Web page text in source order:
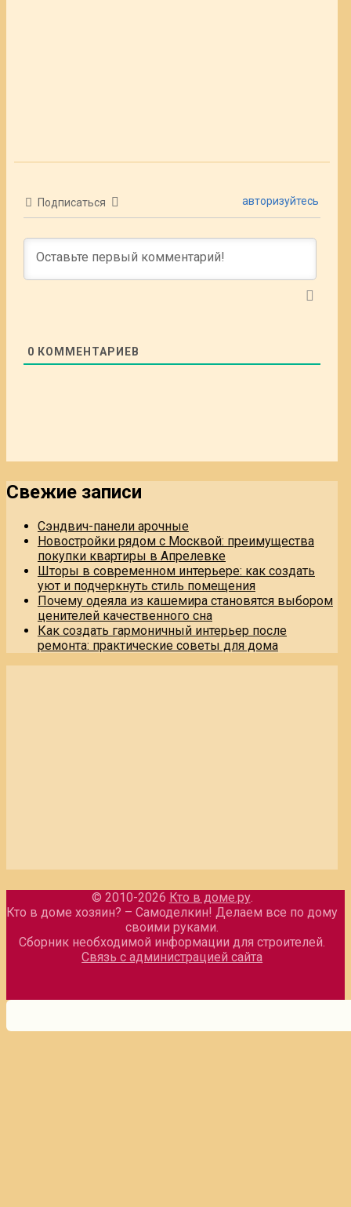
Подписаться авторизуйтесь
0 КОММЕНТАРИЕВ
Свежие записи
Сэндвич-панели арочные
Новостройки рядом с Москвой: преимущества
покупки квартиры в Апрелевке
Шторы в современном интерьере: как создать
уют и подчеркнуть стиль помещения
Почему одеяла из кашемира становятся выбором
ценителей качественного сна
Как создать гармоничный интерьер после
ремонта: практические советы для дома
© 2010-2026 Кто в доме.ру.
Кто в доме хозяин? – Самоделкин! Делаем все по дому
своими руками.
Сборник необходимой информации для строителей.
Связь с администрацией сайта